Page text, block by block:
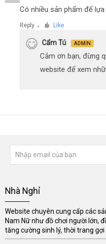
Có nhiều sản phẩm để
Reply ● Like
Cẩm Tú ADMIN
Cảm ơn bạn, đừng
website để xem
Nhà Nghỉ
Website chuyên cung cấp các
Nam Nữ như đồ chơi người lớn,
tăng cường sinh lý, thời trang